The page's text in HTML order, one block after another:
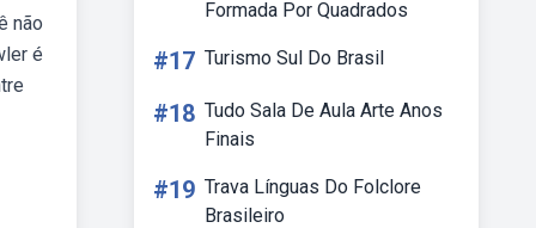
não
é
Formada Por Quadrados
#17 Turismo Sul Do Brasil
#18 Tudo Sala De Aula Arte Anos
Finais
#19 Trava Línguas Do Folclore
Brasileiro